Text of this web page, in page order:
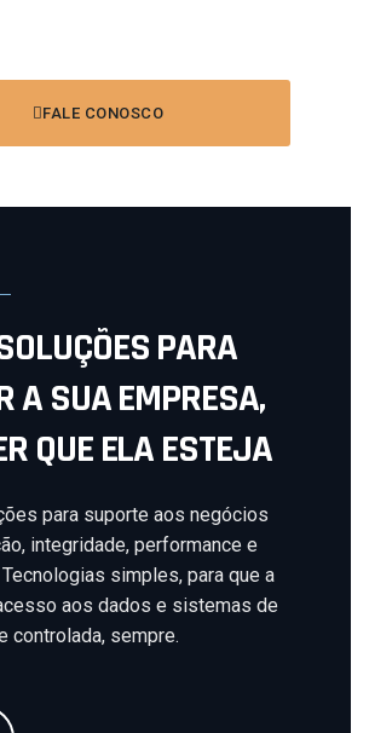
FALE CONOSCO
PARA
A SUA EMPRESA,
QUE ELA ESTEJA
para suporte aos negócios
integridade, performance e
simples, para que a
aos dados e sistemas de
controlada, sempre.